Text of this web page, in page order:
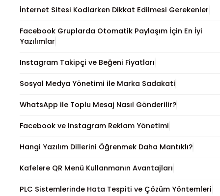
İnternet Sitesi Kodlarken Dikkat Edilmesi Gerekenler
Facebook Gruplarda Otomatik Paylaşım İçin En İyi
Yazılımlar
Instagram Takipçi ve Beğeni Fiyatları
Sosyal Medya Yönetimi ile Marka Sadakati
WhatsApp ile Toplu Mesaj Nasıl Gönderilir?
Facebook ve Instagram Reklam Yönetimi
Hangi Yazılım Dillerini Öğrenmek Daha Mantıklı?
Kafelere QR Menü Kullanmanın Avantajları
PLC Sistemlerinde Hata Tespiti ve Çözüm Yöntemleri